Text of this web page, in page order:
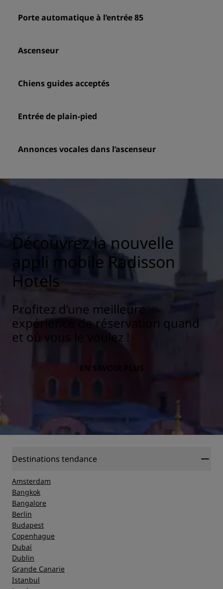
Porte automatique à l’entrée 85
Ascenseur
Chiens guides acceptés
Entrée de plain-pied
Annonces vocales dans l’ascenseur
Découvrez la nouvelle
appli mobile Radisson
Hotels
Profitez d’une meilleure
expérience de réservation quand
et où vous le voulez !
EN SAVOIR PLUS
Destinations tendance
Amsterdam
Bangkok
Bangalore
Berlin
Budapest
Copenhague
Dubaï
Dublin
Grande Canarie
Istanbul